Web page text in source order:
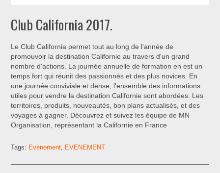
Club California 2017.
Le Club California permet tout au long de l'année de
promouvoir la destination Californie au travers d'un grand
nombre d'actions. La journée annuelle de formation en est un
temps fort qui réunit des passionnés et des plus novices. En
une journée conviviale et dense, l'ensemble des informations
utiles pour vendre la destination Californie sont abordées. Les
territoires, produits, nouveautés, bon plans actualisés, et des
voyages à gagner. Découvrez et suivez les équipe de MN
Organisation, représentant la Californie en France
Tags: Evènement EVENEMENT